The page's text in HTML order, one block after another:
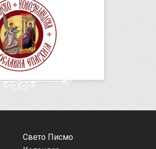
Свето Писмо